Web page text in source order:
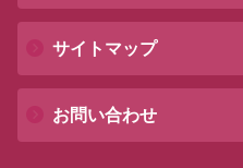
サイトマップ
お問い合わせ